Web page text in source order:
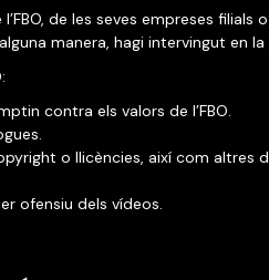
de les seves empreses
manera, hagi intervingut en
contra els valors de l’FBO.
o llicències, així com altres
ofensiu dels vídeos.